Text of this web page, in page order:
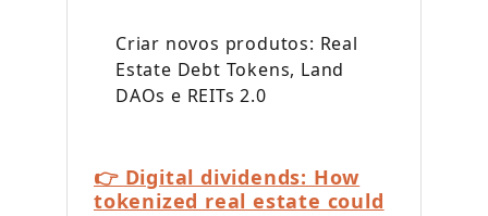
Criar novos produtos: Real
Estate Debt Tokens, Land
DAOs e REITs 2.0
👉 Digital dividends: How
tokenized real estate could